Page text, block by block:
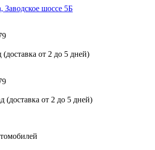
Заводское шоссе 5Б
от 2 до 5 дней)
(доставка от 2 до 5 дней)